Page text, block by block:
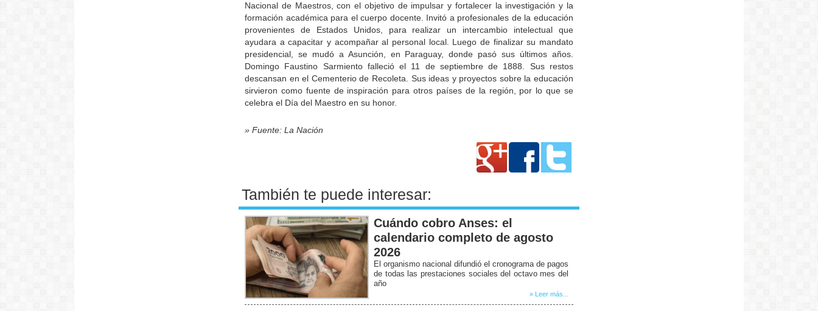
Nacional de Maestros, con el objetivo de impulsar y fortalecer la investigación y la
formación académica para el cuerpo docente. Invitó a profesionales de la educación
provenientes de Estados Unidos, para realizar un intercambio intelectual que
ayudara a capacitar y acompañar al personal local. Luego de finalizar su mandato
presidencial, se mudó a Asunción, en Paraguay, donde pasó sus últimos años.
Domingo Faustino Sarmiento falleció el 11 de septiembre de 1888. Sus restos
descansan en el Cementerio de Recoleta. Sus ideas y proyectos sobre la educación
sirvieron como fuente de inspiración para otros países de la región, por lo que se
celebra el Día del Maestro en su honor.
» Fuente: La Nación
También te puede interesar:
Cuándo cobro Anses: el
calendario completo de agosto
2026
El organismo nacional difundió el cronograma de pagos
de todas las prestaciones sociales del octavo mes del
año
» Leer más...